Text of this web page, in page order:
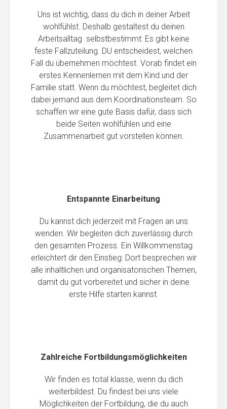
Uns ist wichtig, dass du dich in deiner Arbeit
wohlfühlst. Deshalb gestaltest du deinen
Arbeitsalltag selbstbestimmt: Es gibt keine
feste Fallzuteilung. DU entscheidest, welchen
Fall du übernehmen möchtest. Vorab findet ein
erstes Kennenlernen mit dem Kind und der
Familie statt. Wenn du möchtest, begleitet dich
dabei jemand aus dem Koordinationsteam. So
schaffen wir eine gute Basis dafür, dass sich
beide Seiten wohlfühlen und eine
Zusammenarbeit gut vorstellen können.
Entspannte Einarbeitung
Du kannst dich jederzeit mit Fragen an uns
wenden. Wir begleiten dich zuverlässig durch
den gesamten Prozess. Ein Willkommenstag
erleichtert dir den Einstieg: Dort besprechen wir
alle inhaltlichen und organisatorischen Themen,
damit du gut vorbereitet und sicher in deine
erste Hilfe starten kannst.
Zahlreiche Fortbildungsmöglichkeiten
Wir finden es total klasse, wenn du dich
weiterbildest. Du findest bei uns viele
Möglichkeiten der Fortbildung, die du auch